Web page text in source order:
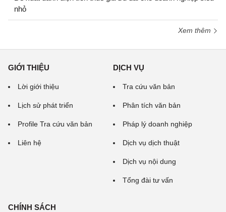
nhỏ
Xem thêm
GIỚI THIỆU
Lời giới thiệu
Lịch sử phát triển
Profile Tra cứu văn bản
Liên hệ
DỊCH VỤ
Tra cứu văn bản
Phân tích văn bản
Pháp lý doanh nghiệp
Dịch vụ dịch thuật
Dịch vụ nội dung
Tổng đài tư vấn
CHÍNH SÁCH